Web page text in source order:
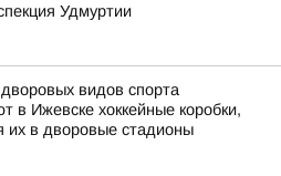
Удмуртии
видов спорта
в Ижевске хоккейные коробки,
их в дворовые стадионы